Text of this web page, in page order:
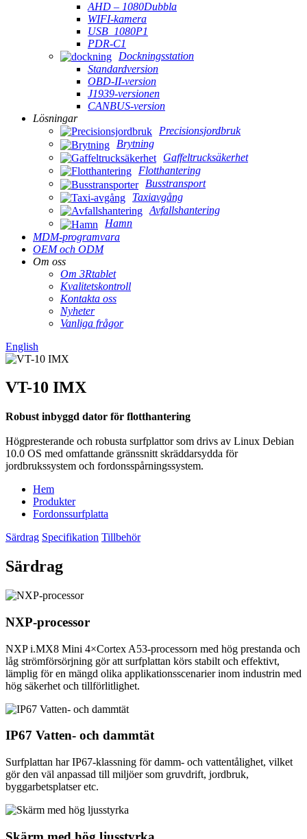
AHD – 1080Dubbla
WIFI-kamera
USB_1080P1
PDR-C1
Dockningsstation
Standardversion
OBD-II-version
J1939-versionen
CANBUS-version
Lösningar
Precisionsjordbruk
Brytning
Gaffeltrucksäkerhet
Flotthantering
Busstransport
Taxiavgång
Avfallshantering
Hamn
MDM-programvara
OEM och ODM
Om oss
Om 3Rtablet
Kvalitetskontroll
Kontakta oss
Nyheter
Vanliga frågor
English
VT-10 IMX
Robust inbyggd dator för flotthantering
Högpresterande och robusta surfplattor som drivs av Linux Debian
10.0 OS med omfattande gränssnitt skräddarsydda för
jordbrukssystem och fordonsspårningssystem.
Hem
Produkter
Fordonssurfplatta
Särdrag Specifikation Tillbehör
Särdrag
NXP-processor
NXP i.MX8 Mini 4×Cortex A53-processorn med hög prestanda och
låg strömförsörjning gör att surfplattan körs stabilt och effektivt,
lämplig för en mängd olika applikationsscenarier inom industrin med
hög säkerhet och tillförlitlighet.
IP67 Vatten- och dammtät
Surfplattan har IP67-klassning för damm- och vattentålighet, vilket
gör den väl anpassad till miljöer som gruvdrift, jordbruk,
byggarbetsplatser etc.